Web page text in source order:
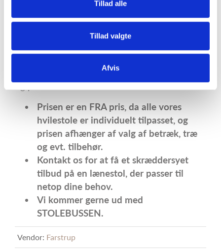
Tillad alle
Tillad valgte
Afvis
skræddersyr din stol, så den passer præcis til
dine ønsker og præferencer.
serien, som rummer noget for enhver smag
og præference.
Prisen er en FRA pris, da alle vores
hvilestole er individuelt tilpasset, og
prisen afhænger af valg af betræk, træ
og evt. tilbehør.
Kontakt os for at få et skræddersyet
tilbud på en lænestol, der passer til
netop dine behov.
Vi kommer gerne ud med
STOLEBUSSEN.
Vendor: Farstrup